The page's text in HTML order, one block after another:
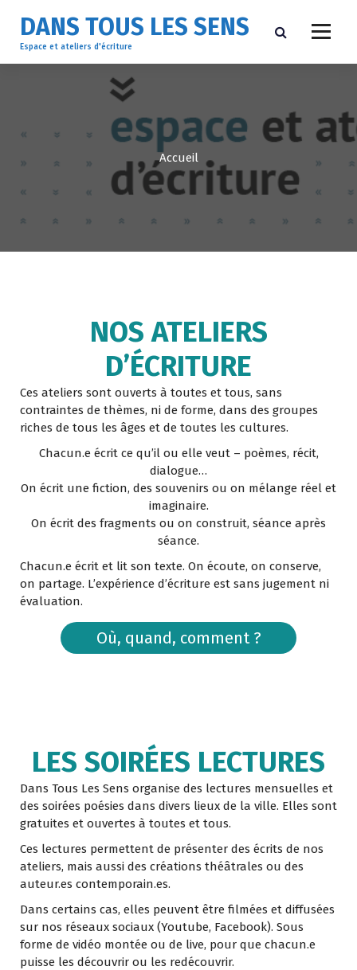
e
DANS TOUS LES SENS
Espace et ateliers d'écriture
Accueil
NOS ATELIERS
D’ÉCRITURE
Ces ateliers sont ouverts à toutes et tous, sans
contraintes de thèmes, ni de forme, dans des groupes
riches de tous les âges et de toutes les cultures.
Chacun.e écrit ce qu’il ou elle veut – poèmes, récit,
dialogue…
On écrit une fiction, des souvenirs ou on mélange réel et
imaginaire.
On écrit des fragments ou on construit, séance après
séance.
Chacun.e écrit et lit son texte. On écoute, on conserve,
on partage. L’expérience d’écriture est sans jugement ni
évaluation.
Où, quand, comment ?
LES SOIRÉES LECTURES
Dans Tous Les Sens organise des lectures mensuelles et
des soirées poésies dans divers lieux de la ville. Elles sont
gratuites et ouvertes à toutes et tous.
Ces lectures permettent de présenter des écrits de nos
ateliers, mais aussi des créations théâtrales ou des
auteur.es contemporain.es.
Dans certains cas, elles peuvent être filmées et diffusées
sur nos réseaux sociaux (Youtube, Facebook). Sous
forme de vidéo montée ou de live, pour que chacun.e
puisse les découvrir ou les redécouvrir.